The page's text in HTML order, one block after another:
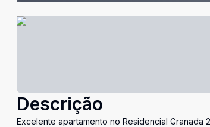
Descrição
Excelente apartamento no Residencial Granada 2